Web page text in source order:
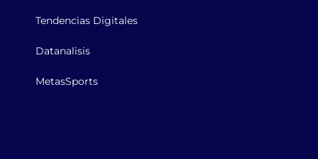
Tendencias Digitales
Datanalisis
MetasSports